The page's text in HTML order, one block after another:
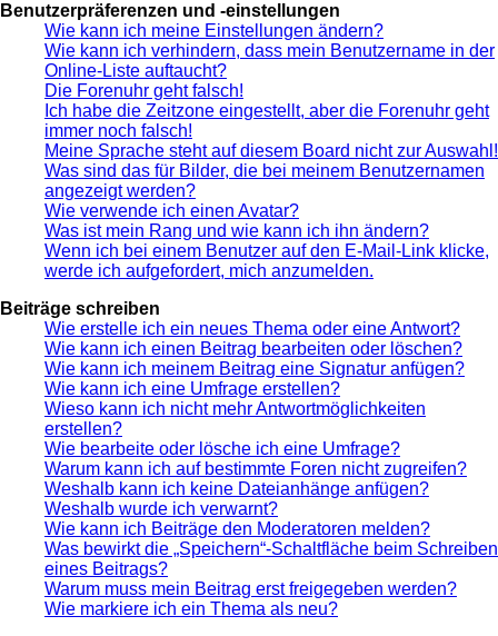
Benutzerpräferenzen und -einstellungen
Wie kann ich meine Einstellungen ändern?
Wie kann ich verhindern, dass mein Benutzername in der
Online-Liste auftaucht?
Die Forenuhr geht falsch!
Ich habe die Zeitzone eingestellt, aber die Forenuhr geht
immer noch falsch!
Meine Sprache steht auf diesem Board nicht zur Auswahl!
Was sind das für Bilder, die bei meinem Benutzernamen
angezeigt werden?
Wie verwende ich einen Avatar?
Was ist mein Rang und wie kann ich ihn ändern?
Wenn ich bei einem Benutzer auf den E-Mail-Link klicke,
werde ich aufgefordert, mich anzumelden.
Beiträge schreiben
Wie erstelle ich ein neues Thema oder eine Antwort?
Wie kann ich einen Beitrag bearbeiten oder löschen?
Wie kann ich meinem Beitrag eine Signatur anfügen?
Wie kann ich eine Umfrage erstellen?
Wieso kann ich nicht mehr Antwortmöglichkeiten
erstellen?
Wie bearbeite oder lösche ich eine Umfrage?
Warum kann ich auf bestimmte Foren nicht zugreifen?
Weshalb kann ich keine Dateianhänge anfügen?
Weshalb wurde ich verwarnt?
Wie kann ich Beiträge den Moderatoren melden?
Was bewirkt die „Speichern“-Schaltfläche beim Schreiben
eines Beitrags?
Warum muss mein Beitrag erst freigegeben werden?
Wie markiere ich ein Thema als neu?